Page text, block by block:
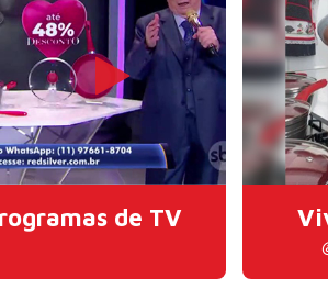
de TV